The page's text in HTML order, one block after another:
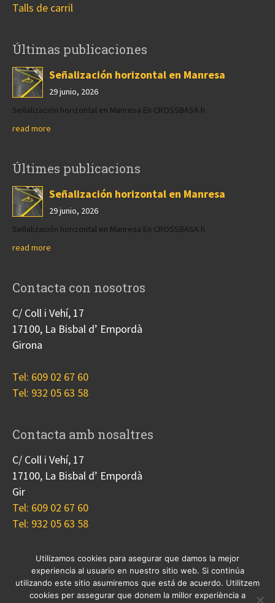
Talls de carril
Últimas publicaciones
Señalización horizontal en Manresa
29 junio, 2026
Señalización horizontal en Manresa En CROSSBASA h
read more
Últimes publicacions
Señalización horizontal en Manresa
29 junio, 2026
Señalización horizontal en Manresa En CROSSBASA h
read more
Contacta con nosotros
C/ Coll i Vehí, 17
17100, La Bisbal d’ Empordà
Girona
Tel: 609 02 67 60
Tel: 932 05 63 58
Contacta amb nosaltres
C/ Coll i Vehí, 17
17100, La Bisbal d’ Empordà
Gir
Tel: 609 02 67 60
Tel: 932 05 63 58
Nosotros Proyectos Blog
Contacto
Cookies
Utilizamos cookies para asegurar que damos la mejor
experiencia al usuario en nuestro sitio web. Si continúa
utilizando este sitio asumiremos que está de acuerdo. Utilitzem
cookies per assegurar que donem la millor experiència a